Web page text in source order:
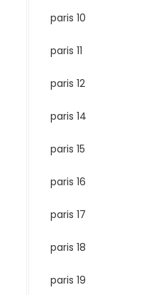
paris 10
paris 11
paris 12
paris 14
paris 15
paris 16
paris 17
paris 18
paris 19